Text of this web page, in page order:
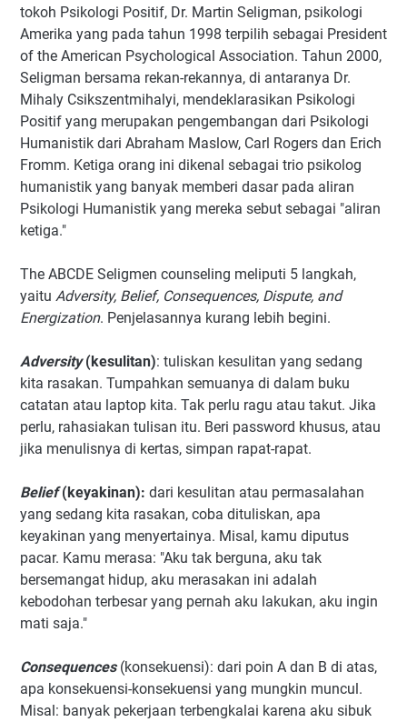
tokoh Psikologi Positif, Dr. Martin Seligman, psikologi
Amerika yang pada tahun 1998 terpilih sebagai President
of the American Psychological Association. Tahun 2000,
Seligman bersama rekan-rekannya, di antaranya Dr.
Mihaly Csikszentmihalyi, mendeklarasikan Psikologi
Positif yang merupakan pengembangan dari Psikologi
Humanistik dari Abraham Maslow, Carl Rogers dan Erich
Fromm. Ketiga orang ini dikenal sebagai trio psikolog
humanistik yang banyak memberi dasar pada aliran
Psikologi Humanistik yang mereka sebut sebagai "aliran
ketiga."
The ABCDE Seligmen counseling meliputi 5 langkah,
yaitu Adversity, Belief, Consequences, Dispute, and
Energization. Penjelasannya kurang lebih begini.
Adversity(kesulitan): tuliskan kesulitan yang sedang
kita rasakan. Tumpahkan semuanya di dalam buku
catatan atau laptop kita. Tak perlu ragu atau takut. Jika
perlu, rahasiakan tulisan itu. Beri password khusus, atau
jika menulisnya di kertas, simpan rapat-rapat.
Belief(keyakinan): dari kesulitan atau permasalahan
yang sedang kita rasakan, coba dituliskan, apa
keyakinan yang menyertainya. Misal, kamu diputus
pacar. Kamu merasa: "Aku tak berguna, aku tak
bersemangat hidup, aku merasakan ini adalah
kebodohan terbesar yang pernah aku lakukan, aku ingin
mati saja."
Consequences (konsekuensi): dari poin A dan B di atas,
apa konsekuensi-konsekuensi yang mungkin muncul.
Misal: banyak pekerjaan terbengkalai karena aku sibuk